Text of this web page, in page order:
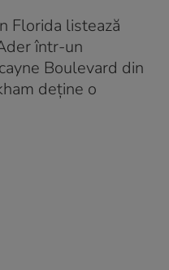
Florida listează
într-un
Boulevard din
deține o